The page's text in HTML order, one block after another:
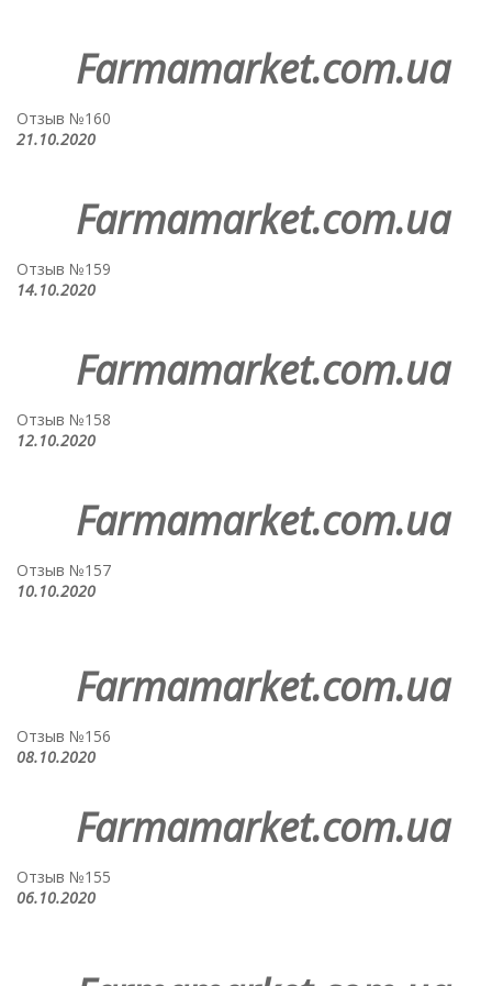
Farmamarket.com.ua
Отзыв №160
21.10.2020
Farmamarket.com.ua
Отзыв №159
14.10.2020
Farmamarket.com.ua
Отзыв №158
12.10.2020
Farmamarket.com.ua
Отзыв №157
10.10.2020
Farmamarket.com.ua
Отзыв №156
08.10.2020
Farmamarket.com.ua
Отзыв №155
06.10.2020